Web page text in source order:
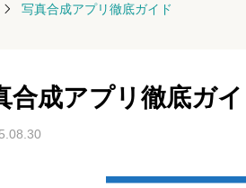
写真合成アプリ徹底ガイド
合成アプリ徹底ガ